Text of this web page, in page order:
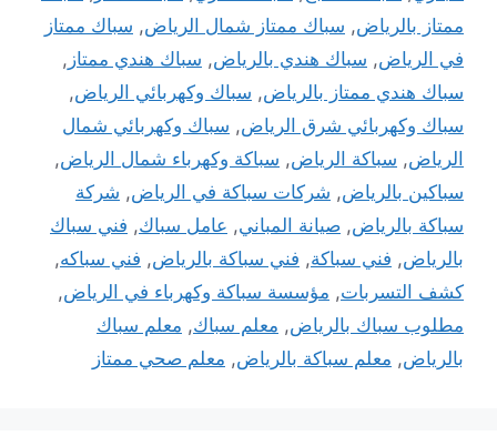
ممتاز بالرياض, سباك ممتاز شمال الرياض, سباك ممتاز
في الرياض, سباك هندي بالرياض, سباك هندي ممتاز ,
سباك هندي ممتاز بالرياض, سباك وكهربائي الرياض,
سباك وكهربائي شرق الرياض, سباك وكهربائي شمال
الرياض, سباكة الرياض, سباكة وكهرباء شمال الرياض,
سباكين بالرياض, شركات سباكة في الرياض, شركة
سباكة بالرياض, صيانة المباني, عامل سباك, فني سباك
بالرياض, فني سباكة, فني سباكة بالرياض, فني سباكه,
كشف التسربات, مؤسسة سباكة وكهرباء في الرياض,
مطلوب سباك بالرياض, معلم سباك, معلم سباك
بالرياض, معلم سباكة بالرياض, معلم صحي ممتاز